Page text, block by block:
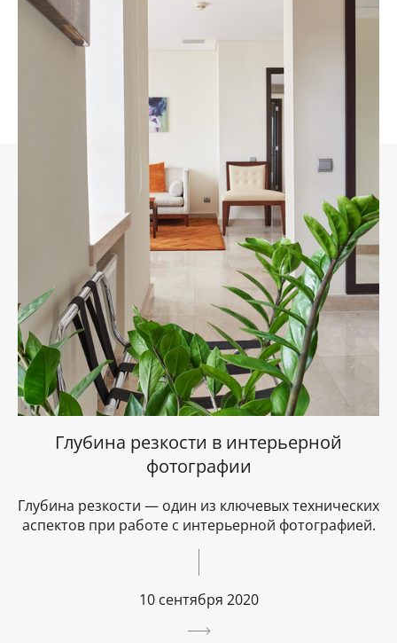
Глубина резкости в интерьерной
фотографии
Глубина резкости — один из ключевых технических
аспектов при работе с интерьерной фотографией.
10 сентября 2020